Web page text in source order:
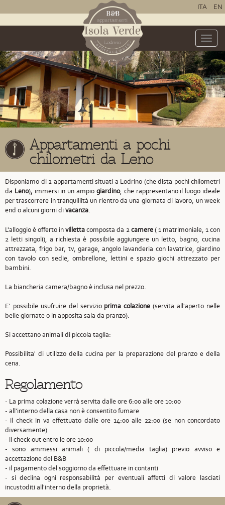
ITA EN
Toggle
Appartamenti a pochi
chilometri da Leno
Disponiamo di 2 appartamenti situati a Lodrino (che dista pochi chilometri
da Leno), immersi in un ampio giardino, che rappresentano il luogo ideale
per trascorrere in tranquillità un rientro da una giornata di lavoro, un week
end o alcuni giorni divacanza.
L'alloggio è offerto invillettacomposta da 2camere( 1 matrimoniale, 1 con
2 letti singoli), a richiesta è possibile aggiungere un letto, bagno, cucina
attrezzata, frigo bar, tv, garage, angolo lavanderia con lavatrice, giardino
con tavolo con sedie, ombrellone, lettini e spazio giochi attrezzato per
bambini.
La biancheria camera/bagno è inclusa nel prezzo.
E' possibile usufruire del servizio prima colazione (servita all'aperto nelle
belle giornate o in apposita sala da pranzo).
Si accettano animali di piccola taglia:
Possibilita' di utilizzo della cucina per la preparazione del pranzo e della
cena.
Regolamento
- La prima colazione verrà servita dalle ore 6:00 alle ore 10:00
- all'interno della casa non è consentito fumare
- il check in va effettuato dalle ore 14:00 alle 22:00 (se non concordato
diversamente)
- il check out entro le ore 10:00
- sono ammessi animali ( di piccola/media taglia) previo avviso e
accettazione del B&B
- il pagamento del soggiorno da effettuare in contanti
- si declina ogni responsabilità per eventuali affetti di valore lasciati
incustoditi all'interno della proprietà.